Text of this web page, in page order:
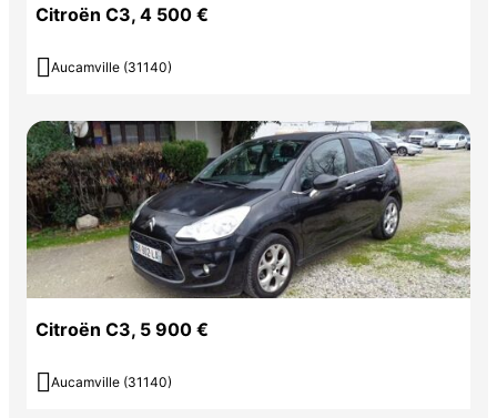
Citroën C3, 4 500 €
 Aucamville (31140)
Citroën C3, 5 900 €
 Aucamville (31140)